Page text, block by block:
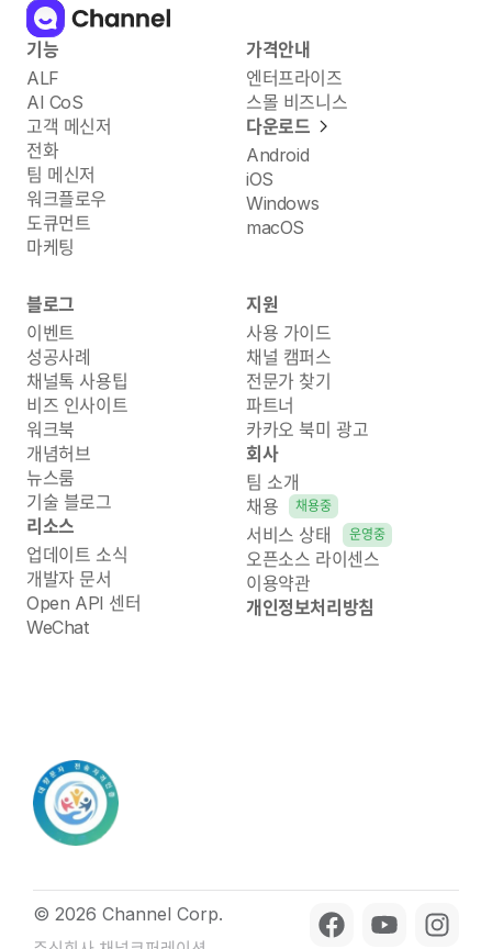
기능
ALF
AI CoS
고객 메신저
전화
팀 메신저
워크플로우
도큐먼트
마케팅
가격안내
엔터프라이즈
스몰 비즈니스
다운로드
Android
iOS
Windows
macOS
블로그
이벤트
성공사례
채널톡 사용팁
비즈 인사이트
워크북
개념허브
뉴스룸
기술 블로그
리소스
업데이트 소식
개발자 문서
Open API 센터
WeChat
지원
사용 가이드
채널 캠퍼스
전문가 찾기
파트너
카카오 북미 광고
회사
팀 소개
채용
채용중
서비스 상태 운영중
오픈소스 라이센스
이용약관
개인정보처리방침
© 2026 Channel Corp.